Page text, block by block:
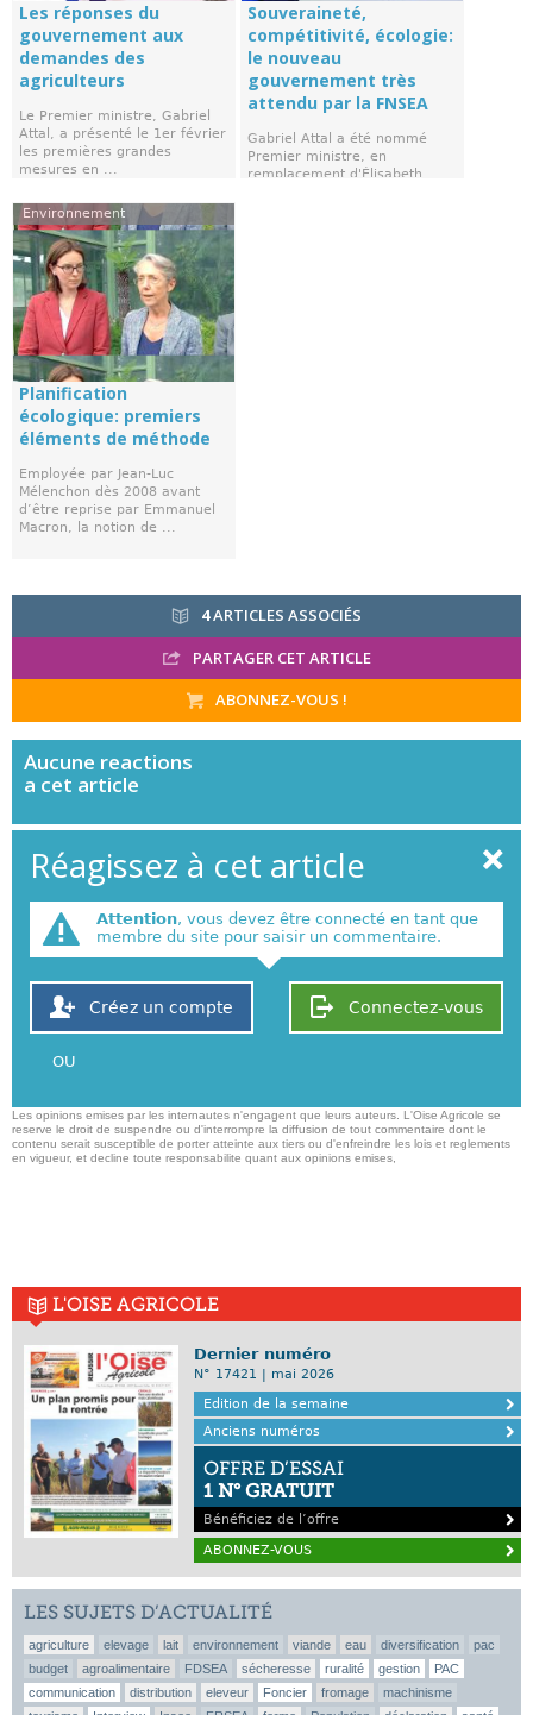
Les réponses du
gouvernement aux
demandes des
agriculteurs
Le Premier ministre, Gabriel
Attal, a présenté le 1er février
les premières grandes
mesures en ...
Souveraineté,
compétitivité, écologie:
le nouveau
gouvernement très
attendu par la FNSEA
Gabriel Attal a été nommé
Premier ministre, en
remplacement d'Élisabeth
Environnement
Planification
écologique: premiers
éléments de méthode
Employée par Jean-Luc
Mélenchon dès 2008 avant
d’être reprise par Emmanuel
Macron, la notion de ...
4ARTICLES ASSOCIÉS
PARTAGER CET ARTICLE
ABONNEZ-VOUS !
Aucune reactions
a cet article
Réagissez à cet article
Attention, vous devez être connecté en tant que
membre du site pour saisir un commentaire.
Connectez-vous
Créez un compte
OU
Les opinions emises par les internautes n'engagent que leurs auteurs. L'Oise Agricole se
reserve le droit de suspendre ou d'interrompre la diffusion de tout commentaire dont le
contenu serait susceptible de porter atteinte aux tiers ou d'enfreindre les lois et reglements
en vigueur, et decline toute responsabilite quant aux opinions emises,
L'OISE AGRICOLE
Dernier numéro
N° 17421 | mai 2026
Edition de la semaine
Anciens numéros
OFFRE D’ESSAI
1 N° GRATUIT
Bénéficiez de l’offre
ABONNEZ-VOUS
LES SUJETS D’ACTUALITÉ
agriculture elevage lait environnement viande eau diversification
pac
budget
agroalimentaire FDSEA sécheresse ruralité gestion
PAC
communication
distribution eleveur Foncier fromage
machinisme